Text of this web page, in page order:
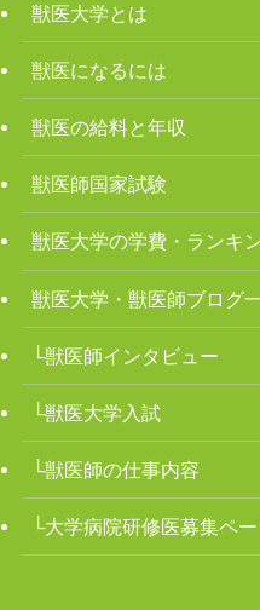
獣医大学とは
獣医になるには
獣医の給料と年収
獣医師国家試験
獣医大学の学費・ランキ
獣医大学・獣医師ブログ
└獣医師インタビュー
└獣医大学入試
└獣医師の仕事内容
└大学病院研修医募集ペ